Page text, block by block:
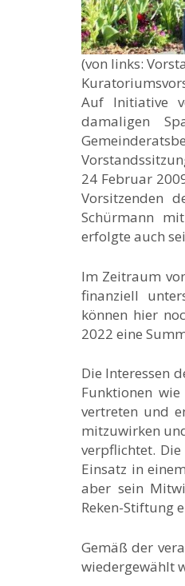
(von links:
Auf Initiative
damaligen
24 Februar
Vorsitzenden
Schürmann
erfolgte auch
Im Zeitraum
finanziell
können hier
2022 eine
Die Interessen
Funktionen
vertreten und
mitzuwirken
verpflichtet.
Einsatz in
aber sein
Reken-Stiftung
Gemäß der
wiedergewählt